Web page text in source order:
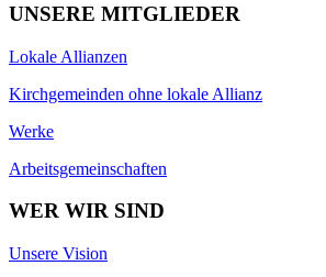
UNSERE MITGLIEDER
Lokale Allianzen
Kirchgemeinden ohne lokale Allianz
Werke
Arbeitsgemeinschaften
WER WIR SIND
Unsere Vision